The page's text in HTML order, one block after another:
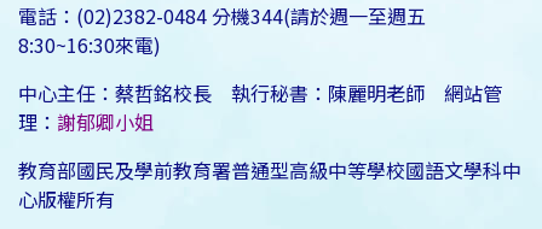
電話：(02)2382-0484 分機344(請於週一至週五
8:30~16:30來電)
中心主任：蔡哲銘校長 執行秘書：陳麗明老師 網站管
理： 謝郁卿小姐
教育部國民及學前教育署普通型高級中等學校國語文學科中
心版權所有